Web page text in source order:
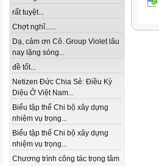
rất tuyệt...
Chợt nghĩ......
Dạ, cảm ơn Cô. Group Violet lâu
nay lặng sóng...
đề tốt...
Netizen Đức Chia Sẻ: Điều Kỳ
Diệu Ở Việt Nam...
Biểu tập thể Chi bộ xây dựng
nhiệm vụ trọng...
Biểu tập thể Chi bộ xây dựng
nhiệm vụ trọng...
Chương trình công tác trọng tâm